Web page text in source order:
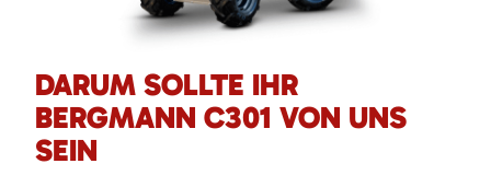
DARUM SOLLTE IHR
BERGMANN C301 VON UNS
SEIN